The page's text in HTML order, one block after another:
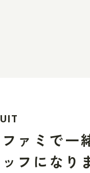
UIT
フ ァ ミ で一
ッ フ に な り